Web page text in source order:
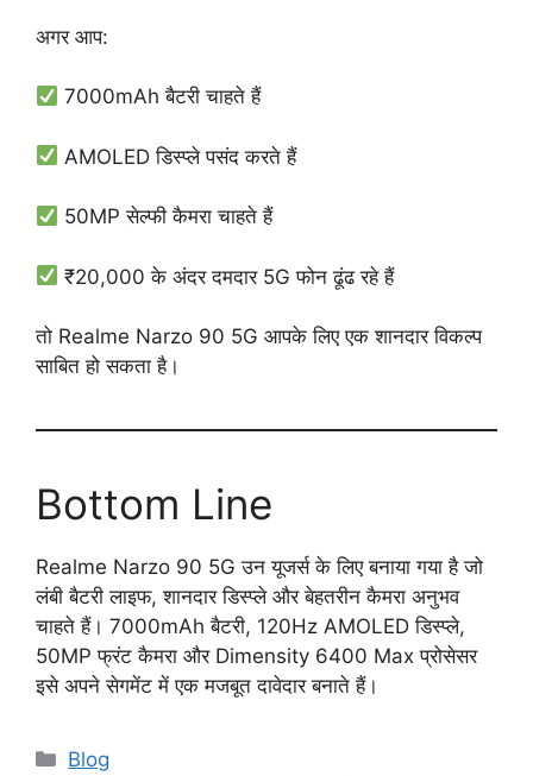
अगर आप:
7000mAh बैटरी चाहते हैं
AMOLED डिस्प्ले पसंद करते हैं
50MP सेल्फी कैमरा चाहते हैं
₹20,000 के अंदर दमदार 5G फोन ढूंढ रहे हैं
तो Realme Narzo 90 5G आपके लिए एक शानदार विकल्प
साबित हो सकता है।
Bottom Line
Realme Narzo 90 5G उन यूजर्स के लिए बनाया गया है जो
लंबी बैटरी लाइफ, शानदार डिस्प्ले और बेहतरीन कैमरा अनुभव
चाहते हैं। 7000mAh बैटरी, 120Hz AMOLED डिस्प्ले,
50MP फ्रंट कैमरा और Dimensity 6400 Max प्रोसेसर
इसे अपने सेगमेंट में एक मजबूत दावेदार बनाते हैं।
Categories
Blog